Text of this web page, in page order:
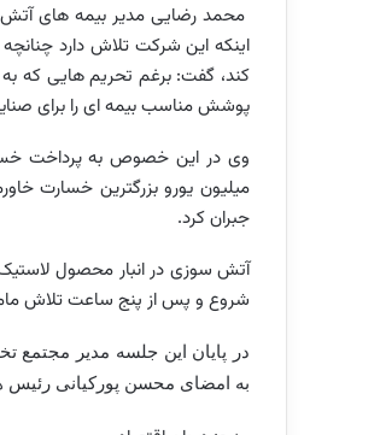
محمد رضایی مدیر بیمه های آتش
اینکه این شرکت تلاش دارد
کند، گفت: برغم تحریم هایی که
پوشش مناسب بیمه ای را برای
میلیون یورو بزرگترین خسارت
جبران کرد.
آتش سوزی در انبار محصول
شروع و پس از پنج ساعت تلاش
به امضای محسن پورکیانی رئیس